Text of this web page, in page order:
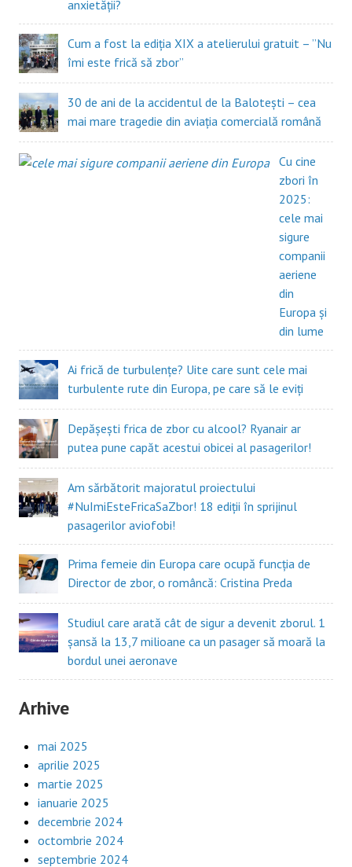
anxietății?
Cum a fost la ediția XIX a atelierului gratuit – ”Nu
îmi este frică să zbor”
30 de ani de la accidentul de la Balotești – cea
mai mare tragedie din aviația comercială română
Cu cine
zbori în
2025:
cele mai
sigure
companii
aeriene
din
Europa și
din lume
Ai frică de turbulențe? Uite care sunt cele mai
turbulente rute din Europa, pe care să le eviți
Depășești frica de zbor cu alcool? Ryanair ar
putea pune capăt acestui obicei al pasagerilor!
Am sărbătorit majoratul proiectului
#NuImiEsteFricaSaZbor! 18 ediții în sprijinul
pasagerilor aviofobi!
Prima femeie din Europa care ocupă funcția de
Director de zbor, o româncă: Cristina Preda
Studiul care arată cât de sigur a devenit zborul. 1
șansă la 13,7 milioane ca un pasager să moară la
bordul unei aeronave
Arhive
mai 2025
aprilie 2025
martie 2025
ianuarie 2025
decembrie 2024
octombrie 2024
septembrie 2024